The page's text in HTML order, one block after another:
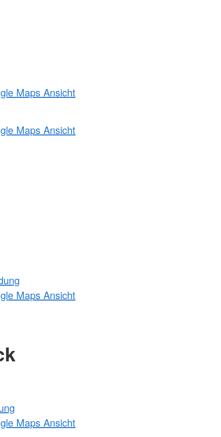
Maps Ansicht
Maps Ansicht
Maps Ansicht
Maps Ansicht